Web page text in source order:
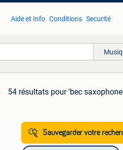
Aide et Info Conditions Securité
54 résultats pour 'bec saxophone'
Sauvegarder votre